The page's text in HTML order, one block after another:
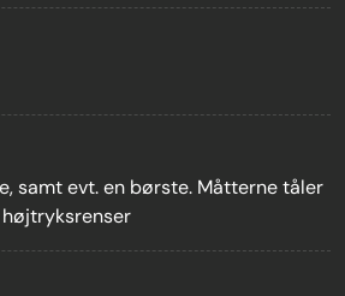
samt evt. en børste. Måtterne tåler